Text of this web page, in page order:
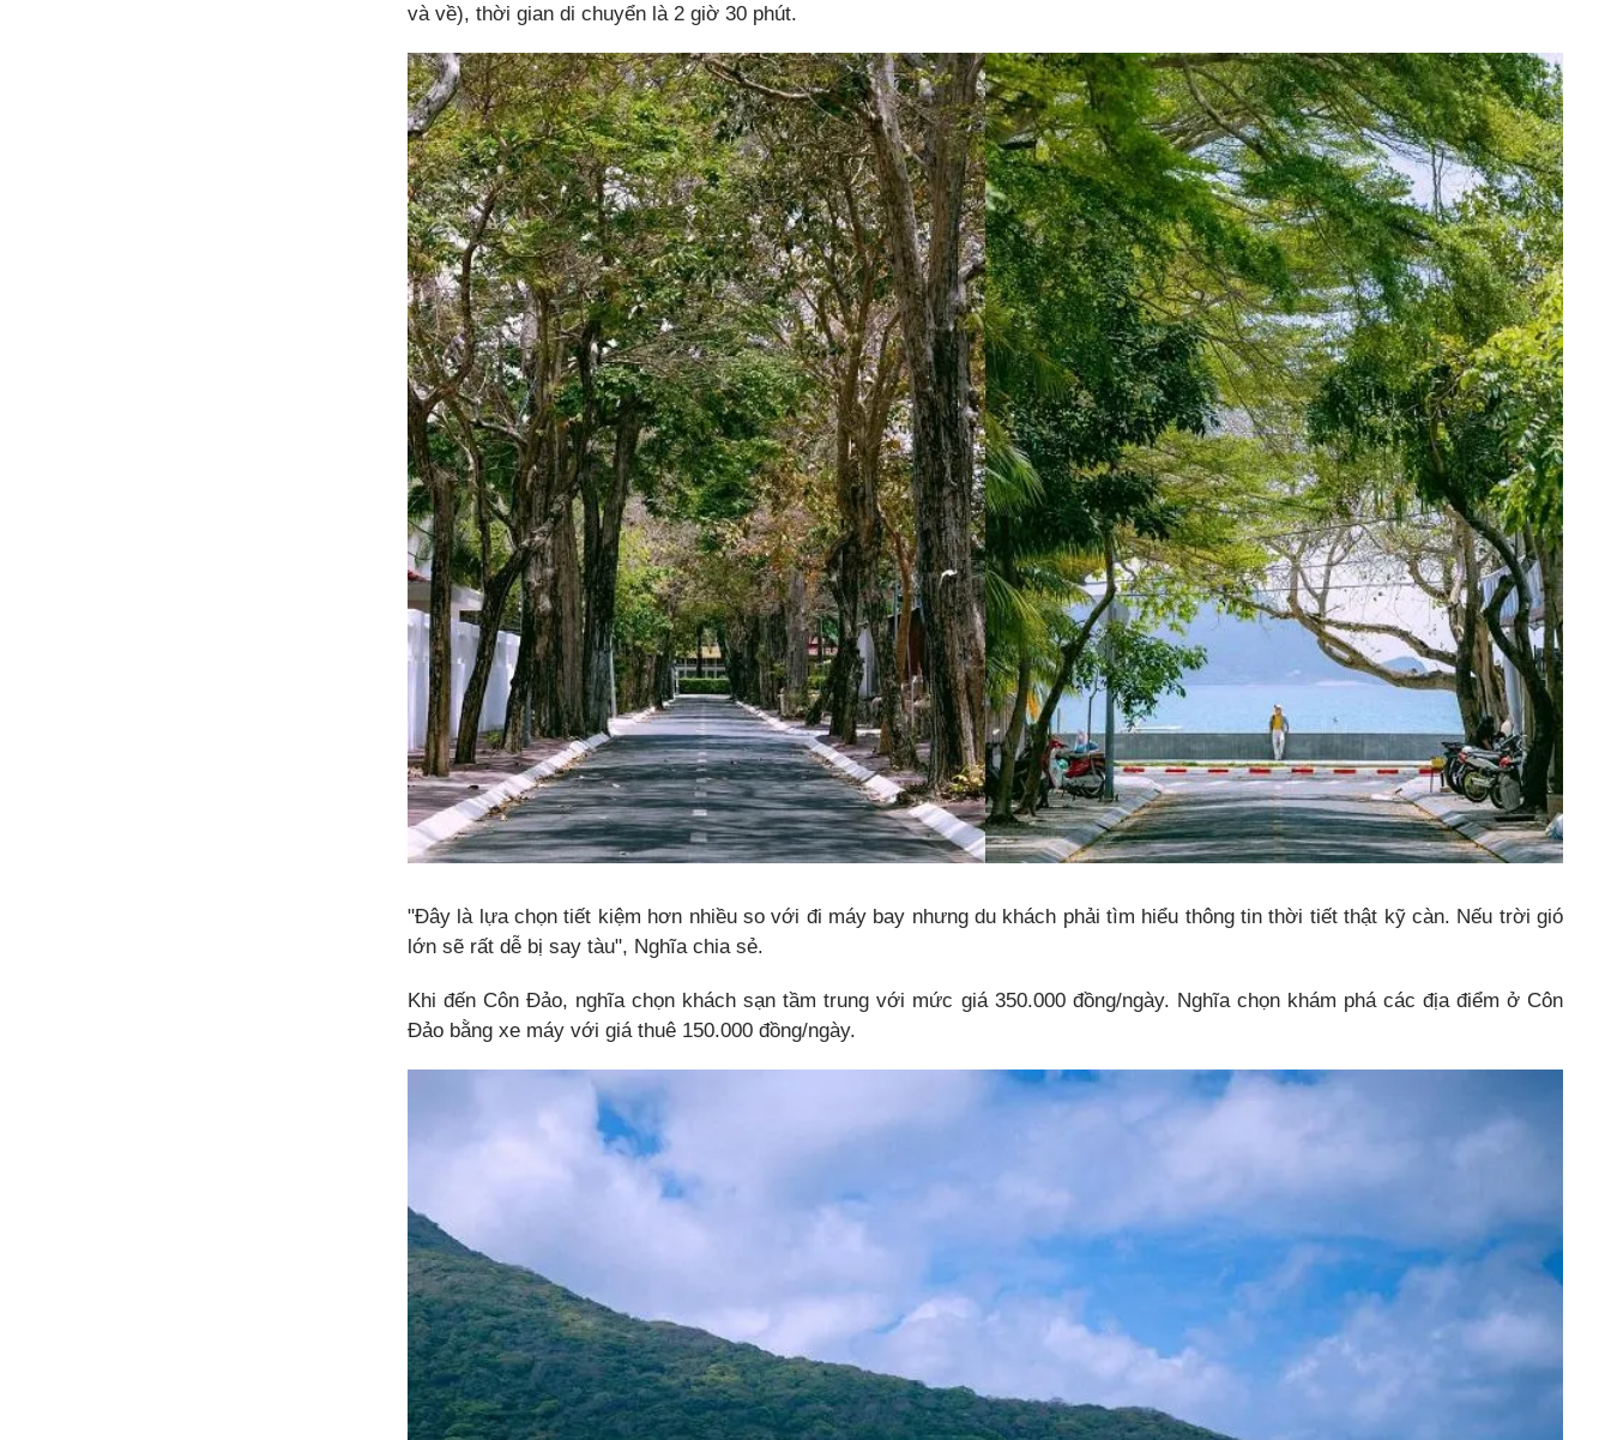
và về), thời gian di chuyển là 2 giờ 30 phút.
"Đây là lựa chọn tiết kiệm hơn nhiều so với đi máy bay nhưng du khách phải tìm hiểu thông tin thời tiết thật kỹ càn. Nếu trời gió
lớn sẽ rất dễ bị say tàu", Nghĩa chia sẻ.
Khi đến Côn Đảo, nghĩa chọn khách sạn tầm trung với mức giá 350.000 đồng/ngày. Nghĩa chọn khám phá các địa điểm ở Côn
Đảo bằng xe máy với giá thuê 150.000 đồng/ngày.